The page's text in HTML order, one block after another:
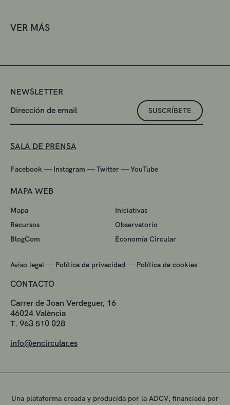
VER MÁS
NEWSLETTER
SUSCRÍBETE
SALA DE PRENSA
Facebook — Instagram —Twitter—YouTube
MAPA WEB
Mapa
Iniciativas
Recursos
Observatorio
BlogCom
Economía Circular
Aviso legal — Política de privacidad — Política de cookies
CONTACTO
Carrer de Joan Verdeguer, 16
46024 València
T. 963 510 028
info@encircular.es
Una plataforma creada y producida por la ADCV, financiada por